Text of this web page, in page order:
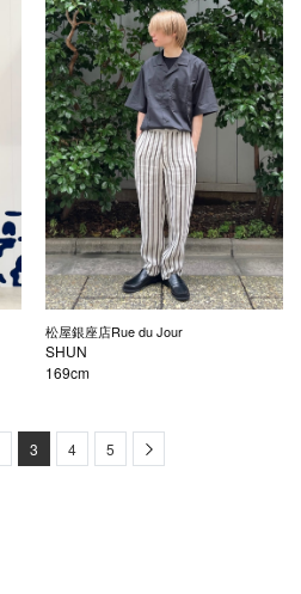
松屋銀座店Rue du Jour
SHUN
169cm
3 4 5 Next